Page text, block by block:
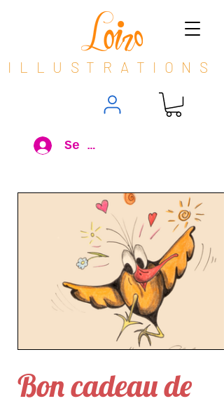
ILLUSTRATIONS
Se connecter
Bon cadeau de